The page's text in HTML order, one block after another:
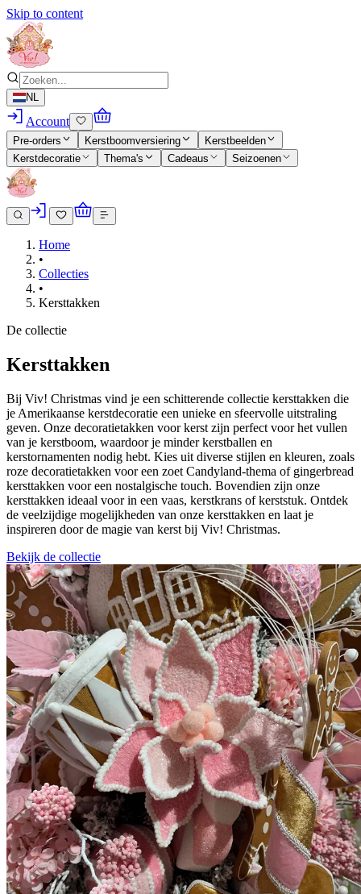
Skip to content
NL
Account
Pre-orders Kerstboomversiering
Kerstbeelden
Kerstdecoratie
Thema's Cadeaus Seizoenen
Home
•
Collecties
•
Kersttakken
De collectie
Kersttakken
Bij Viv! Christmas vind je een schitterende collectie kersttakken die
je Amerikaanse kerstdecoratie een unieke en sfeervolle uitstraling
geven. Onze decoratietakken voor kerst zijn perfect voor het vullen
van je kerstboom, waardoor je minder kerstballen en
kerstornamenten nodig hebt. Kies uit diverse stijlen en kleuren, zoals
roze decoratietakken voor een zoet Candyland-thema of gingerbread
kersttakken voor een nostalgische touch. Bovendien zijn onze
kersttakken ideaal voor in een vaas, kerstkrans of kerststuk. Ontdek
de veelzijdige mogelijkheden van onze kersttakken en laat je
inspireren door de magie van kerst bij Viv! Christmas.
Bekijk de collectie